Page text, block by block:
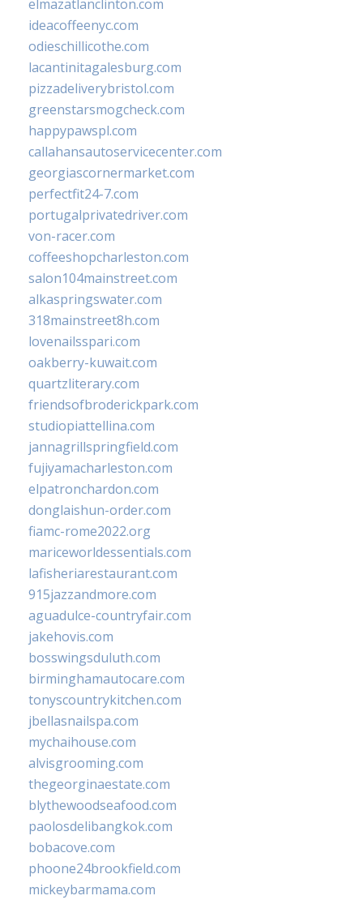
elmazatlanclinton.com
ideacoffeenyc.com
odieschillicothe.com
lacantinitagalesburg.com
pizzadeliverybristol.com
greenstarsmogcheck.com
happypawspl.com
callahansautoservicecenter.com
georgiascornermarket.com
perfectfit24-7.com
portugalprivatedriver.com
von-racer.com
coffeeshopcharleston.com
salon104mainstreet.com
alkaspringswater.com
318mainstreet8h.com
lovenailsspari.com
oakberry-kuwait.com
quartzliterary.com
friendsofbroderickpark.com
studiopiattellina.com
jannagrillspringfield.com
fujiyamacharleston.com
elpatronchardon.com
donglaishun-order.com
fiamc-rome2022.org
mariceworldessentials.com
lafisheriarestaurant.com
915jazzandmore.com
aguadulce-countryfair.com
jakehovis.com
bosswingsduluth.com
birminghamautocare.com
tonyscountrykitchen.com
jbellasnailspa.com
mychaihouse.com
alvisgrooming.com
thegeorginaestate.com
blythewoodseafood.com
paolosdelibangkok.com
bobacove.com
phoone24brookfield.com
mickeybarmama.com